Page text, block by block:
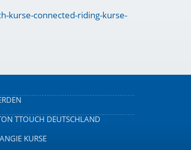
kurse-connected-riding-kurse-
TTOUCH DEUTSCHLAND
KURSE